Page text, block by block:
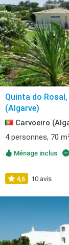
Quinta do
(Algarve)
Carvoeiro
4 personnes, 70
Ménage inclus
4,6 10 avis